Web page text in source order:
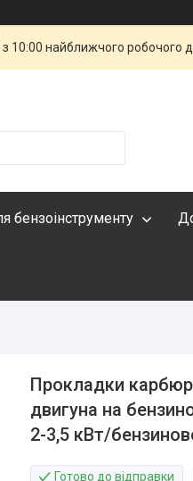
10:00 найближчого робочого
бензоінструменту
Прокладки
двигуна на
2-3,5 кВт/
Готово до відправки